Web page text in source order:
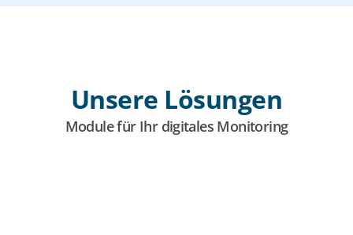
Unsere Lösungen
Module für Ihr digitales Monitoring